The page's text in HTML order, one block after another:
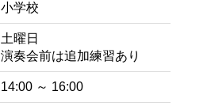
小学校
土曜日
演奏会前は追加練習あり
14:00 ～ 16:00